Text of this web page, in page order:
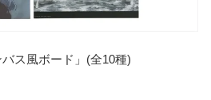
ス風ボード」(全10種)